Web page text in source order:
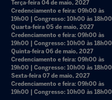
Terça-feira 04 de maio, 2027
Credenciamento e feira: 09h00 às
19h00 | Congresso: 10h00 às 18h00
Quarta-feira 05 de maio, 2027
Credenciamento e feira: 09h00 às
19h00 | Congresso: 10h00 às 18h00
Quinta-feira 06 de maio, 2027
Credenciamento e feira: 09h00 às
19h00 | Congresso: 10h00 às 18h00
Sexta-feira 07 de maio, 2027
Credenciamento e feira: 09h00 às
19h00 | Congresso: 10h00 às 18h00